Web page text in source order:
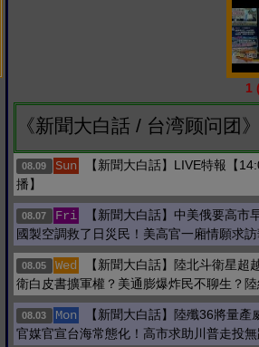
1
《新聞大白話 / 台湾顾问团
08.09 Sun
【新聞大白話】LIVE特報【
播】
08.07 Fri
【新聞大白話】中美俄要高市
國製空調救了日災民！美高官一廂情願求
08.05 Wed
【新聞大白話】陸北斗衛星超
衛白皮書擴軍權？美通膨爆炸民不聊生？
08.03 Mon
【新聞大白話】陸殲36將量產
官媒官宣台海常態化！高市求助川普走投